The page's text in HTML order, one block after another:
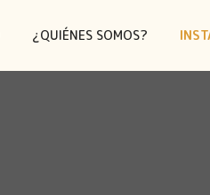
¿QUIÉNES SOMOS?